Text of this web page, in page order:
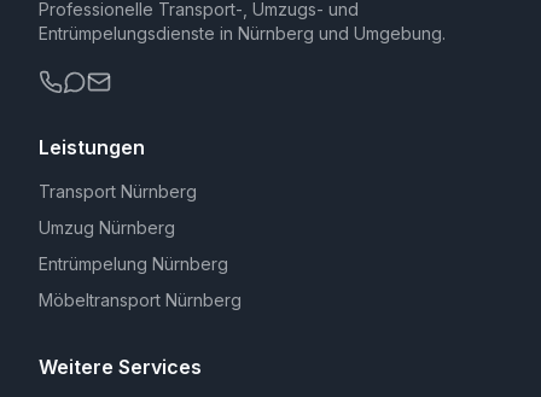
Professionelle Transport-, Umzugs- und
Entrümpelungsdienste in Nürnberg und Umgebung.
Leistungen
Transport Nürnberg
Umzug Nürnberg
Entrümpelung Nürnberg
Möbeltransport Nürnberg
Weitere Services